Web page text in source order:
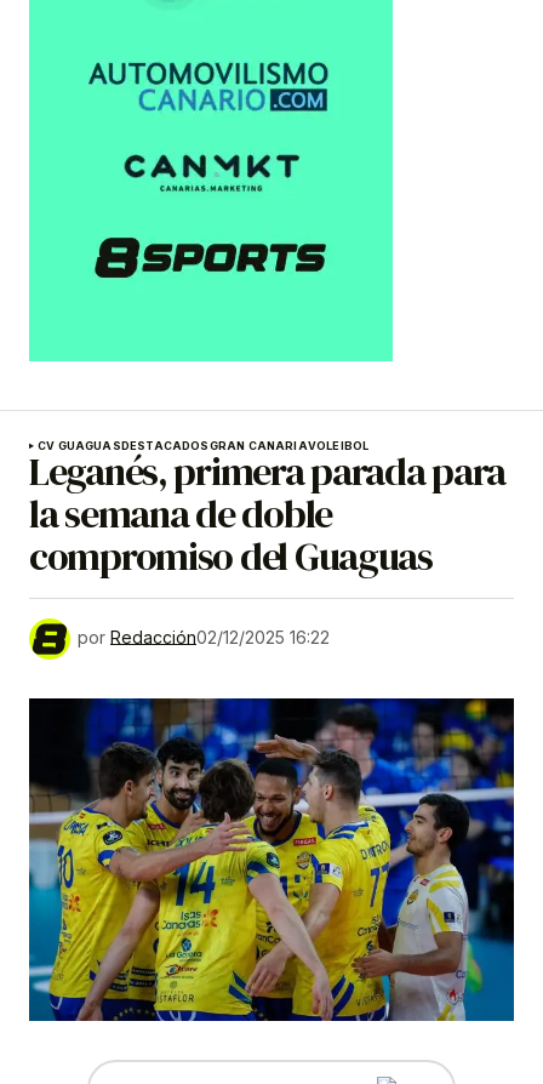
CV GUAGUASDESTACADOSGRAN CANARIAVOLEIBOL
Leganés, primera parada para
la semana de doble
compromiso del Guaguas
por Redacción02/12/2025 16:22